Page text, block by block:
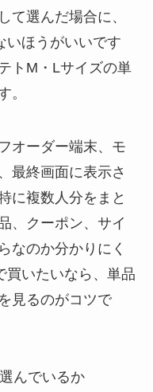
て選んだ場合に、
いほうがいいです
トM・Lサイズの単
。
オーダー端末、モ
最終画面に表示さ
に複数人分をまと
、クーポン、サイ
なのか分かりにく
買いたいなら、単品
見るのがコツで
んでいるか